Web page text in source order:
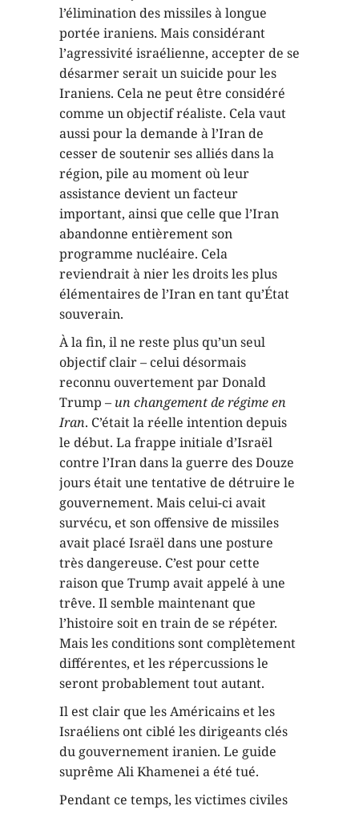
l’élimination des missiles à longue
portée iraniens. Mais considérant
l’agressivité israélienne, accepter de se
désarmer serait un suicide pour les
Iraniens. Cela ne peut être considéré
comme un objectif réaliste. Cela vaut
aussi pour la demande à l’Iran de
cesser de soutenir ses alliés dans la
région, pile au moment où leur
assistance devient un facteur
important, ainsi que celle que l’Iran
abandonne entièrement son
programme nucléaire. Cela
reviendrait à nier les droits les plus
élémentaires de l’Iran en tant qu’État
souverain.
À la fin, il ne reste plus qu’un seul
objectif clair – celui désormais
reconnu ouvertement par Donald
Trump – un changement de régime en
Iran. C’était la réelle intention depuis
le début. La frappe initiale d’Israël
contre l’Iran dans la guerre des Douze
jours était une tentative de détruire le
gouvernement. Mais celui-ci avait
survécu, et son offensive de missiles
avait placé Israël dans une posture
très dangereuse. C’est pour cette
raison que Trump avait appelé à une
trêve. Il semble maintenant que
l’histoire soit en train de se répéter.
Mais les conditions sont complètement
différentes, et les répercussions le
seront probablement tout autant.
Il est clair que les Américains et les
Israéliens ont ciblé les dirigeants clés
du gouvernement iranien. Le guide
suprême Ali Khamenei a été tué.
Pendant ce temps, les victimes civiles